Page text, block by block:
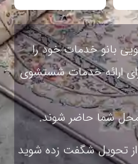
بانو خدمات خود را
ارائه خدمات شستشوی
شما حاضر شوند.
تحویل شگفت زده شوید